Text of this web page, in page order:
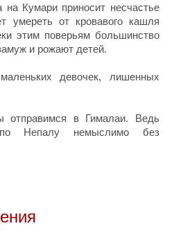
на Кумари приносит несчастье
умереть от кровавого кашля
этим поверьям большинство
и рожают детей.
девочек, лишенных
в Гималаи. Ведь
Непалу немыслимо без